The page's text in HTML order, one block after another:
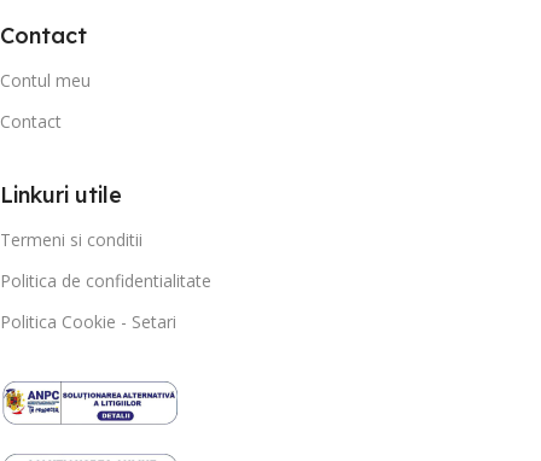
Contact
Contul meu
Contact
Linkuri utile
Termeni si conditii
Politica de confidentialitate
Politica Cookie - Setari